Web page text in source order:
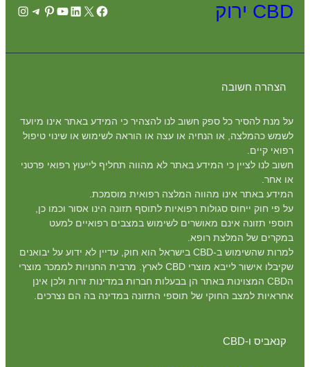
CBD ירוק Facebook
X
LinkedIn
YouTube
Pinterest
הצהרה חשובה
על מנת להסיר כל ספק חשוב לנו להצהיר כי המידע באתר אינו מיועד
לשמש כהמלצה, או הנחיה או עצה או הוראה לשימוש או שינוי טיפול
רפואי קיים.
חשוב לנו לציין כי המידע באתר לא מהווה תחליף לייעוץ רפואי פרטני
או אחר.
המידע באתר אינו מהווה המלצה רפואית מוסמכת.
על פי חוק ייחוס סגולות רפואיות לתוסף תזונה הינו אסור וכמו כן,
תוספי תזונה אינם מאושרים לשימוש במצבים רפואיים למעט
במקרים של המלצת רופא.
למרות שהשימוש ב-CBD בישראל הוא חוק, עדיין לא ידוע על יבואנים
שקיבלו אישור לייבא מוצרי CBD לארץ. מרבית החנויות לממכר מוצרי
הCBD המצוינות באתר הן בבעלות חברות במדינות זרות ולכן אינן
אחראיות למצב החוקי של תוספי התזונה במדינה בה הם נצרכים.
קנאביס ו-CBD